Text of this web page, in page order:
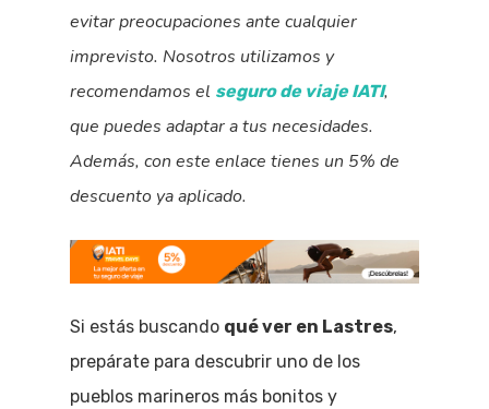
evitar preocupaciones ante cualquier
imprevisto. Nosotros utilizamos y
recomendamos el seguro de viaje IATI,
que puedes adaptar a tus necesidades.
Además, con este enlace tienes un 5% de
descuento ya aplicado.
Si estás buscando qué ver en Lastres,
prepárate para descubrir uno de los
pueblos marineros más bonitos y